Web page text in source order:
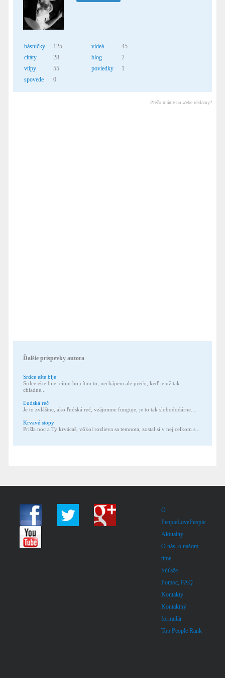
básničky
125
citáty
28
vtipy
55
spovede
0
videá
45
blog
2
poviedky
1
Prečo máme na webe reklamy?
Ďalšie príspevky autora
Srdce ešte bije
Srdce ešte bije, cítim ho,cítim to, nechápem ale prečo, keď je už tak
chladné...
Ľudská reč
Je to zvláštne, ako ľudská reč, vzájomne funguje, je to tak slobododárne....
Krvavé stopy
Prišla noc a Ty krvácaš, vôkol rozlieva sa temnota, zostal si v nej celkom s...
O
PeopleLovePeople
Aktuality
O nás, o našom
tíme
Súťaže
Pomoc, FAQ
Kontakty
Kontaktný
formulár
Top People Rank